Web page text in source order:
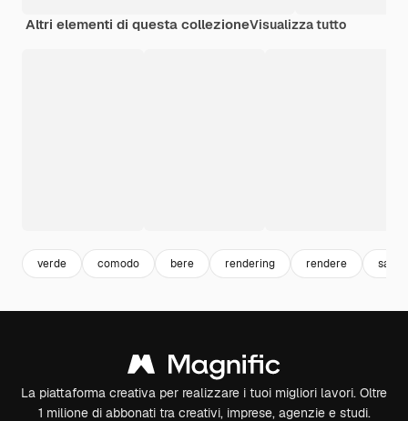
Altri elementi di questa collezioneVisualizza tutto
verde comodo bere rendering rendere sano
La piattaforma creativa per realizzare i tuoi migliori lavori. Oltre
1 milione di abbonati tra creativi, imprese, agenzie e studi.